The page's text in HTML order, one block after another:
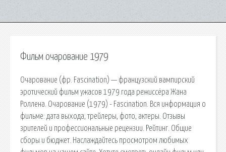
Фильм очарование 1979
Очарование (фр. Fascination) — французский вампирский
эротический фильм ужасов 1979 года режиссёра Жана
Роллена. Очарование (1979) - Fascination. Вся информация о
фильме: дата выхода, трейлеры, фото, актеры. Отзывы
зрителей и профессиональные рецензии. Рейтинг. Общие
сборы и бюджет. Наслаждайтесь просмотром любимых